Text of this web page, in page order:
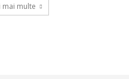
mai multe